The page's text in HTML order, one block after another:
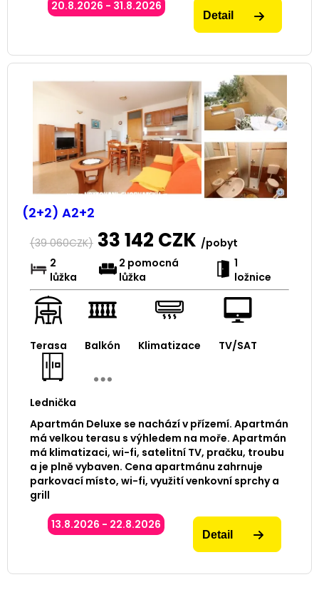
20.8.2026 - 31.8.2026
Detail
(2+2) A2+2
(39 060CZK) 33 142 CZK /pobyt
2
lůžka
2 pomocná
lůžka
1
ložnice
Terasa Balkón Klimatizace TV/SAT
Lednička
Apartmán Deluxe se nachází v přízemí. Apartmán
má velkou terasu s výhledem na moře. Apartmán
má klimatizaci, wi-fi, satelitní TV, pračku, troubu
a je plně vybaven. Cena apartmánu zahrnuje
parkovací místo, wi-fi, využití venkovní sprchy a
grill
13.8.2026 - 22.8.2026
Detail